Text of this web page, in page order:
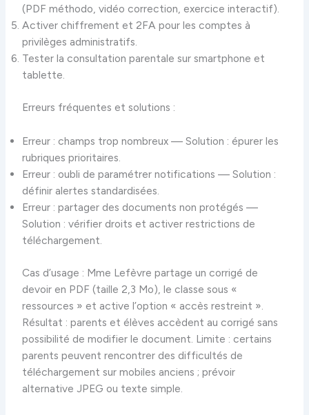
(PDF méthodo, vidéo correction, exercice interactif).
Activer chiffrement et 2FA pour les comptes à
privilèges administratifs.
Tester la consultation parentale sur smartphone et
tablette.
Erreurs fréquentes et solutions :
Erreur : champs trop nombreux — Solution : épurer les
rubriques prioritaires.
Erreur : oubli de paramétrer notifications — Solution :
définir alertes standardisées.
Erreur : partager des documents non protégés —
Solution : vérifier droits et activer restrictions de
téléchargement.
Cas d’usage : Mme Lefèvre partage un corrigé de
devoir en PDF (taille 2,3 Mo), le classe sous «
ressources » et active l’option « accès restreint ».
Résultat : parents et élèves accèdent au corrigé sans
possibilité de modifier le document. Limite : certains
parents peuvent rencontrer des difficultés de
téléchargement sur mobiles anciens ; prévoir
alternative JPEG ou texte simple.